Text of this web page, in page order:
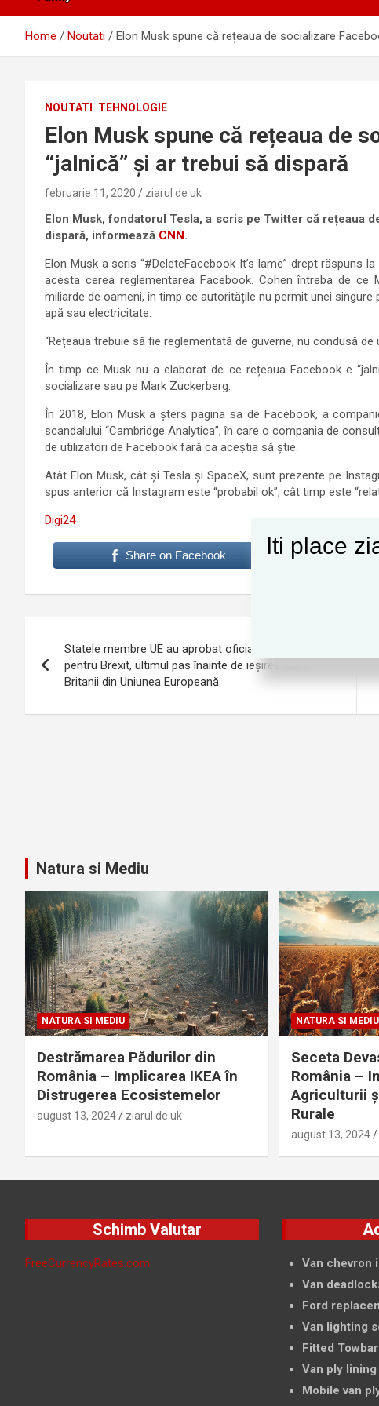
Home Noutati Elon Musk spune că rețeaua de socializare
NOUTATI TEHNOLOGIE
Elon Musk spune că rețeaua de
“jalnică” și ar trebui să dispară
februarie 11, 2020 ziarul de uk
Elon Musk, fondatorul Tesla, a scris pe Twitter că rețeaua
dispară, informează CNN.
Elon Musk a scris “#DeleteFacebook It’s lame” drept răspuns
acesta cerea reglementarea Facebook. Cohen întreba de
miliarde de oameni, în timp ce autoritățile nu permit unei
apă sau electricitate.
“Rețeaua trebuie să fie reglementată de guverne, nu condusă
În timp ce Musk nu a elaborat de ce rețeaua Facebook e
socializare sau pe Mark Zuckerberg.
În 2018, Elon Musk a șters pagina sa de Facebook, a
scandalului “Cambridge Analytica”, în care o compania de
de utilizatori de Facebook fară ca aceștia să știe.
Atât Elon Musk, cât și Tesla și SpaceX, sunt prezente pe
spus anterior că Instagram este “probabil ok”, cât timp este
Digi24
Share on Facebook
în
Statele membre UE au aprobat oficial acordul
pentru Brexit, ultimul pas înainte de ieșirea Marii
Britanii din Uniunea Europeană
Natura si Mediu
NATURA SI MEDIU
Destrămarea Pădurilor din
România – Implicarea IKEA în
Distrugerea Ecosistemelor
august 13, 2024 ziarul de uk
NATURA SI MEDIU
Seceta
România –
Agriculturii
Rurale
august 13, 2024
Schimb Valutar
FreeCurrencyRates.com
Van chevron
Van
Ford
Van lighting
Fitted
Van ply lining
Mobile van
Iti place